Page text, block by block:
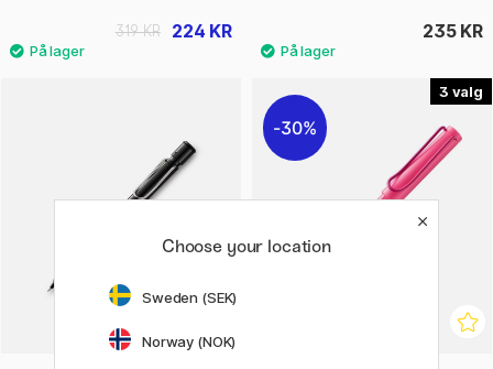
224 KR
319 KR 235 KR
3
30%
Choose your location
Sweden (SEK)
Norway (NOK)